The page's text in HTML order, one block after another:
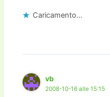
Caricamento...
vb
2008-10-16 alle 15:15